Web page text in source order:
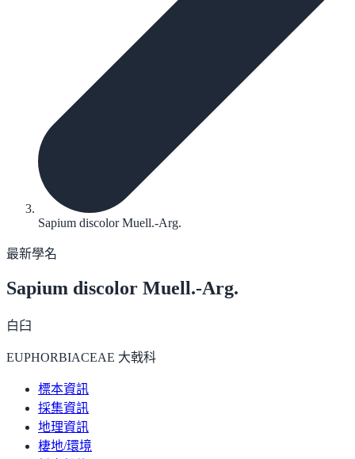
Sapium discolor Muell.-Arg.
最新學名
Sapium discolor Muell.-Arg.
白臼
EUPHORBIACEAE 大戟科
標本資訊
採集資訊
地理資訊
棲地/環境